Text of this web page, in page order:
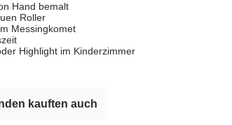
Hand bemalt
Roller
Messingkomet
Highlight im Kinderzimmer
kauften auch